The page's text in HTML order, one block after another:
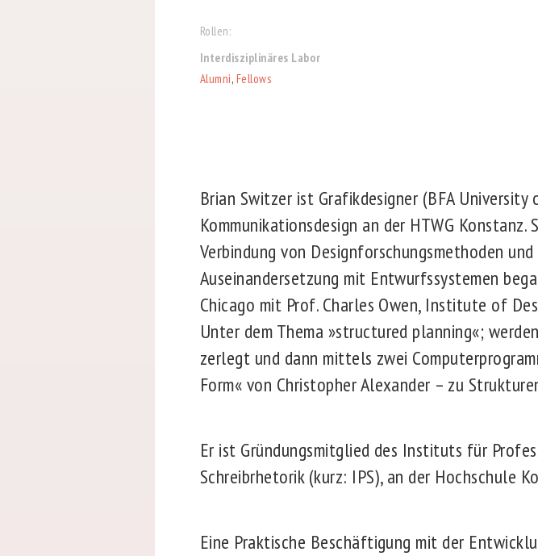
Rollen:
Interdisziplinäres Labor
Alumni, Fellows
Brian Switzer ist Grafikdesigner (BFA
Kommunikationsdesign an der HTWG
Verbindung von Designforschungsmethoden
Auseinandersetzung mit Entwurfssystemen
Chicago mit Prof. Charles Owen, Institute of
Unter dem Thema »structured planning«;
zerlegt und dann mittels zwei
Form« von Christopher Alexander – zu
Er ist Gründungsmitglied des Instituts für
Schreibrhetorik (kurz: IPS), an der Hochschule
Eine Praktische Beschäftigung mit der